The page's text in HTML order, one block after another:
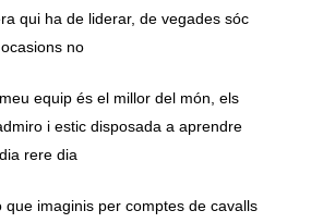
qui ha de liderar, de vegades sóc
no
equip és el millor del món, els
i estic disposada a aprendre
rere dia
que imaginis per comptes de cavalls